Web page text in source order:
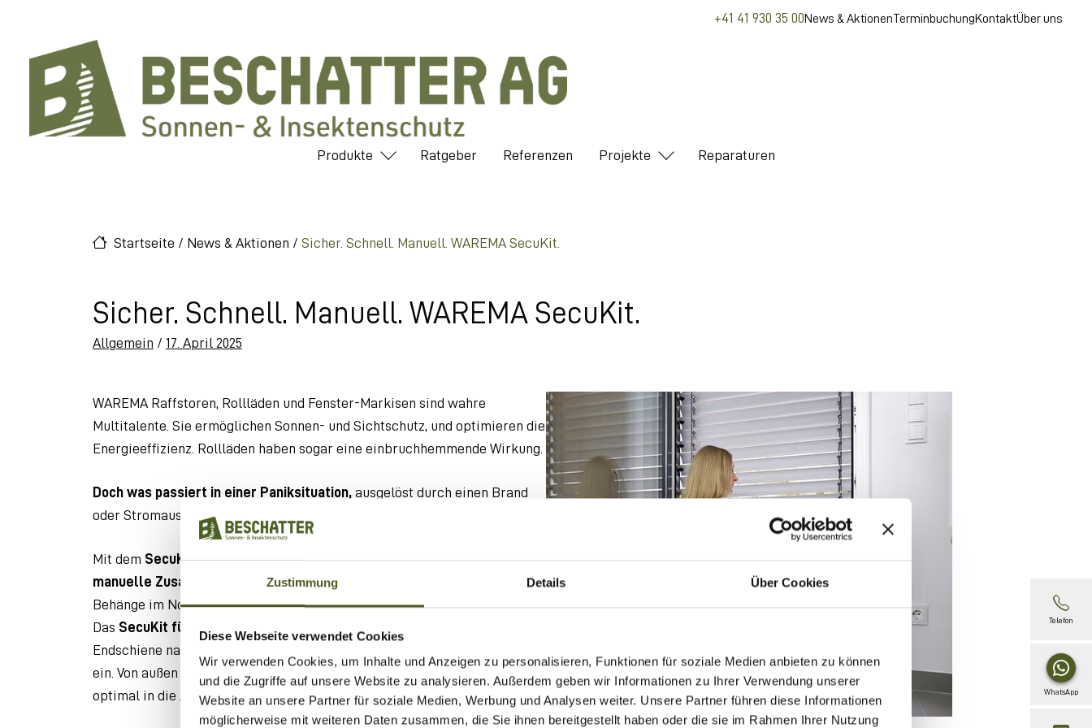
Zustimmung Details Über Cookies
Diese Webseite verwendet Cookies
Wir verwenden Cookies, um Inhalte und Anzeigen zu personalisieren, Funktionen für soziale Medien anbieten zu können
und die Zugriffe auf unsere Website zu analysieren. Außerdem geben wir Informationen zu Ihrer Verwendung unserer
Website an unsere Partner für soziale Medien, Werbung und Analysen weiter. Unsere Partner führen diese Informationen
möglicherweise mit weiteren Daten zusammen, die Sie ihnen bereitgestellt haben oder die sie im Rahmen Ihrer Nutzung
+41 41 930 35 00News & AktionenTerminbuchungKontaktÜber uns
Main Navigation
Produkte Ratgeber Referenzen Projekte Reparaturen
Startseite / News & Aktionen / Sicher. Schnell. Manuell. WAREMA SecuKit.
Sicher. Schnell. Manuell. WAREMA SecuKit.
Allgemein / Posted on
17. April 2025
WAREMA Raffstoren, Rollläden und Fenster-Markisen sind wahre
Multitalente. Sie ermöglichen Sonnen- und Sichtschutz, und optimieren die
Energieeffizienz. Rollläden haben sogar eine einbruchhemmende Wirkung.
Doch was passiert in einer Paniksituation, ausgelöst durch einen Brand
oder Stromausfall? Dann sind
Mit dem SecuKitbietet WAREMA als erster Hersteller der Branche eine
manuelle Zusatzbedienung für alle Verschattungslösungen
Behänge im Notfall einfach und in wenigen Sekunden zu öffnen.
Das SecuKit für Raffstoren
Endschiene nachoben geschoben und rastet auf einer vordefinierten Höhe
ein. Von außen ist diese Lösung für das Auge unsichtbar und integriert sich
optimal in die Architektur.
Telefon
WhatsApp